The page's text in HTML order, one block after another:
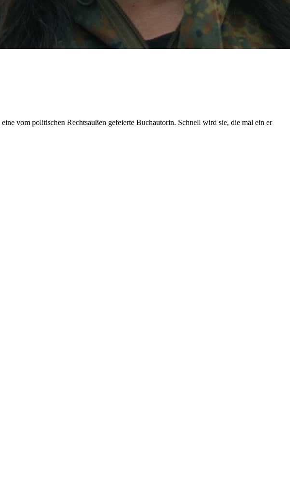
vom politischen Rechtsaußen gefeierte Buchautorin. Schnell wird sie, die mal ein er